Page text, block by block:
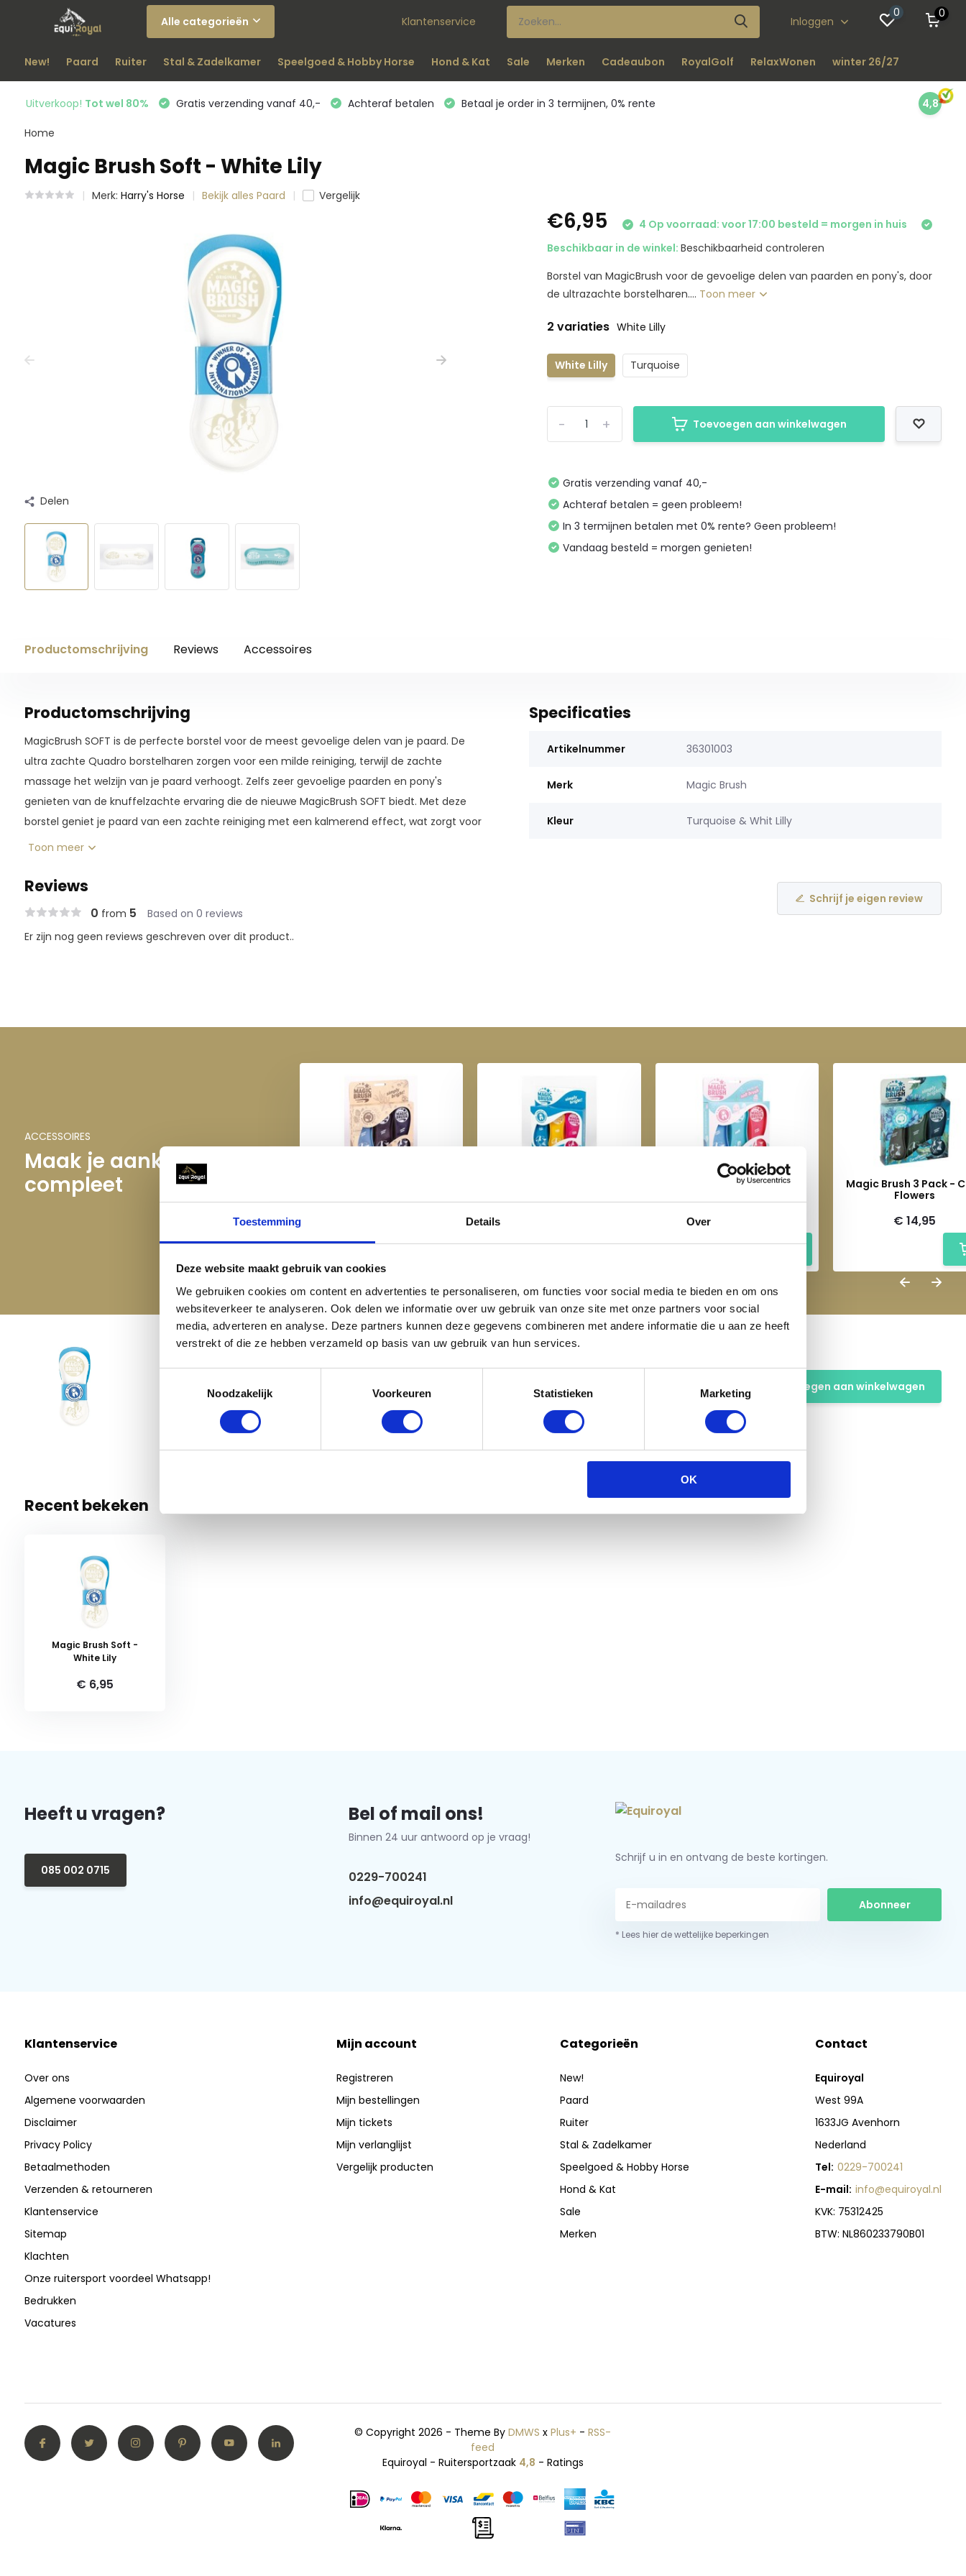
Toestemming Details Over
Deze website maakt gebruik van cookies
We gebruiken cookies om content en advertenties te personaliseren, om functies voor social media te bieden en om ons
websiteverkeer te analyseren. Ook delen we informatie over uw gebruik van onze site met onze partners voor social
media, adverteren en analyse. Deze partners kunnen deze gegevens combineren met andere informatie die u aan ze heeft
verstrekt of die ze hebben verzameld op basis van uw gebruik van hun services.
Noodzakelijk
Voorkeuren Statistieken Marketing
OK
Alle categorieën Klantenservice Inloggen
0 0
New! Paard Ruiter Stal & Zadelkamer Speelgoed & Hobby Horse Hond & Kat Sale Merken Cadeaubon RoyalGolf RelaxWonen winter 26/27
Uitverkoop! Tot wel 80% Gratis verzending vanaf 40,- Achteraf betalen Betaal je order in 3 termijnen, 0% rente 4,8
Home
Magic Brush Soft - White Lily
Merk: Harry's Horse Bekijk alles Paard Vergelijk
Delen
€6,95
4 Op voorraad: voor 17:00 besteld = morgen in huis
Beschikbaar in de winkel:Beschikbaarheid controleren
Borstel van MagicBrush voor de gevoelige delen van paarden en pony's, door
de ultrazachte borstelharen.... Toon meer
2 variaties White Lilly
White Lilly Turquoise
+
- Toevoegen aan winkelwagen
Gratis verzending vanaf 40,-
Achteraf betalen = geen probleem!
In 3 termijnen betalen met 0% rente? Geen probleem!
Vandaag besteld = morgen genieten!
Productomschrijving Reviews Accessoires
Productomschrijving
MagicBrush SOFT is de perfecte borstel voor de meest gevoelige delen van je paard. De
ultra zachte Quadro borstelharen zorgen voor een milde reiniging, terwijl de zachte
massage het welzijn van je paard verhoogt. Zelfs zeer gevoelige paarden en pony's
genieten van de knuffelzachte ervaring die de nieuwe MagicBrush SOFT biedt. Met deze
borstel geniet je paard van een zachte reiniging met een kalmerend effect, wat zorgt voor
tevreden paarden, pony's en ruiters. MagicBrush - simply bright!
Toon meer
Specificaties
Artikelnummer 36301003
Merk Magic Brush
Kleur Turquoise & Whit Lilly
Reviews
0 from 5 Based on 0 reviews
Schrijf je eigen review
Er zijn nog geen reviews geschreven over dit product..
ACCESSOIRES
Maak je aankoop
compleet
Brush 3 Pack -
Jellyfish
Magic Brush 3 Pack - Corn
Magic Brush 3 Pack -
Magic Brush 3 Pack - Corn
Flowers
€ 14,95
€ 6,95
Magic Brush Soft - White Lily
White Lilly
4 Op voorraad: voor 17:00 besteld = morgen in huis
Toevoegen aan winkelwagen
Recent bekeken
Magic Brush Soft -
White Lily
€ 6,95
Heeft u vragen?
085 002 0715
Bel of mail ons!
Binnen 24 uur antwoord op je vraag!
0229-700241
info@equiroyal.nl
Schrijf u in en ontvang de beste kortingen.
Abonneer
* Lees hier de wettelijke beperkingen
Klantenservice
Over ons
Algemene voorwaarden
Disclaimer
Privacy Policy
Betaalmethoden
Verzenden & retourneren
Klantenservice
Sitemap
Klachten
Onze ruitersport voordeel Whatsapp!
Bedrukken
Vacatures
Mijn account
Registreren
Mijn bestellingen
Mijn tickets
Mijn verlanglijst
Vergelijk producten
Categorieën
New!
Paard
Ruiter
Stal & Zadelkamer
Speelgoed & Hobby Horse
Hond & Kat
Sale
Merken
Contact
Equiroyal
West 99A
1633JG Avenhorn
Nederland
Tel: 0229-700241
E-mail: info@equiroyal.nl
KVK: 75312425
BTW: NL860233790B01
© Copyright 2026 - Theme ByDMWS xPlus+ -RSS-
feed
Equiroyal - Ruitersportzaak 4,8 - Ratings